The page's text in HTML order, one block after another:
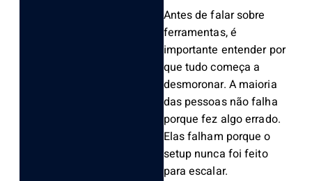
Antes de falar sobre
ferramentas, é
importante entender por
que tudo começa a
desmoronar. A maioria
das pessoas não falha
porque fez algo errado.
Elas falham porque o
setup nunca foi feito
para escalar.